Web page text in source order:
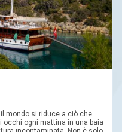
mondo si riduce a ciò che
occhi ogni mattina in una baia